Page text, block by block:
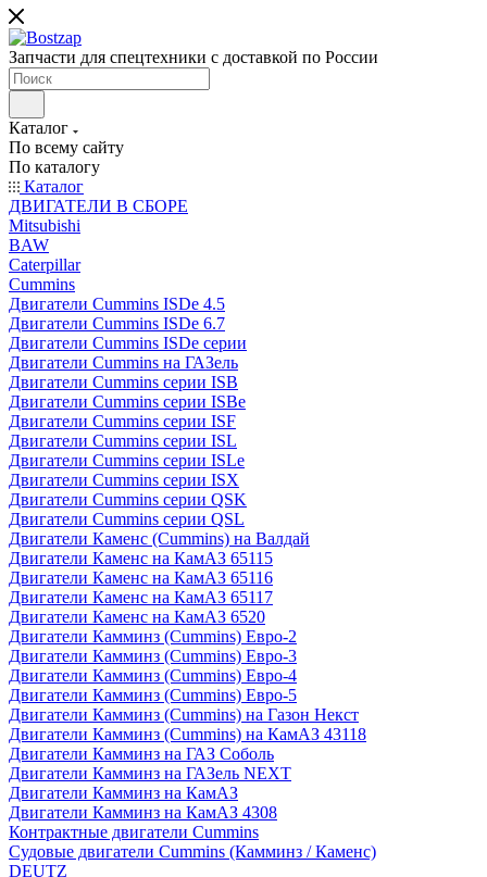
Запчасти для спецтехники с доставкой по России
Каталог
По всему сайту
По каталогу
Каталог
ДВИГАТЕЛИ В СБОРЕ
Mitsubishi
BAW
Caterpillar
Cummins
Двигатели Cummins ISDe 4.5
Двигатели Cummins ISDe 6.7
Двигатели Cummins ISDe серии
Двигатели Cummins на ГАЗель
Двигатели Cummins серии ISB
Двигатели Cummins серии ISBe
Двигатели Cummins серии ISF
Двигатели Cummins серии ISL
Двигатели Cummins серии ISLe
Двигатели Cummins серии ISX
Двигатели Cummins серии QSK
Двигатели Cummins серии QSL
Двигатели Каменс (Cummins) на Валдай
Двигатели Каменс на КамАЗ 65115
Двигатели Каменс на КамАЗ 65116
Двигатели Каменс на КамАЗ 65117
Двигатели Каменс на КамАЗ 6520
Двигатели Камминз (Cummins) Евро-2
Двигатели Камминз (Cummins) Евро-3
Двигатели Камминз (Cummins) Евро-4
Двигатели Камминз (Cummins) Евро-5
Двигатели Камминз (Cummins) на Газон Некст
Двигатели Камминз (Cummins) на КамАЗ 43118
Двигатели Камминз на ГАЗ Соболь
Двигатели Камминз на ГАЗель NEXT
Двигатели Камминз на КамАЗ
Двигатели Камминз на КамАЗ 4308
Контрактные двигатели Cummins
Судовые двигатели Cummins (Камминз / Каменс)
DEUTZ